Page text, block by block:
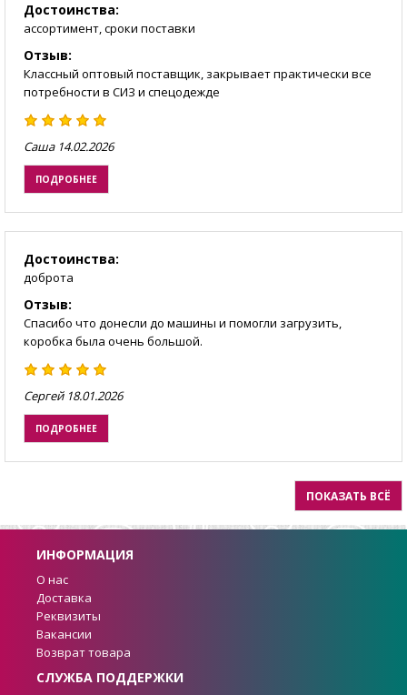
Достоинства:
ассортимент, сроки поставки
Отзыв:
Классный оптовый поставщик, закрывает практически все
потребности в СИЗ и спецодежде
Саша 14.02.2026
ПОДРОБНЕЕ
Достоинства:
доброта
Отзыв:
Спасибо что донесли до машины и помогли загрузить,
коробка была очень большой.
Сергей 18.01.2026
ПОДРОБНЕЕ
ПОКАЗАТЬ ВСЁ
ИНФОРМАЦИЯ
О нас
Доставка
Реквизиты
Вакансии
Возврат товара
СЛУЖБА ПОДДЕРЖКИ